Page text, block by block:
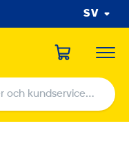
SV
kundservicecenter
kundservicecenter